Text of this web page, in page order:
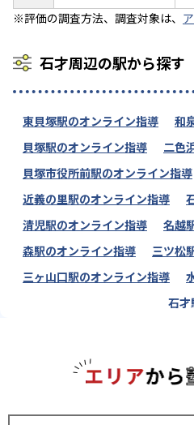
※評価の調査方法、調査対象は、
石才周辺の駅から探す
東貝塚駅のオンライン指導
和
貝塚駅のオンライン指導
二色
貝塚市役所前駅のオンライン指導
近義の里駅のオンライン指導
清児駅のオンライン指導
名越
森駅のオンライン指導
三ツ松
三ヶ山口駅のオンライン指導
石才